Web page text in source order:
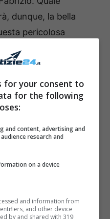
dunque, la bella
pericolosa
della
di dove possa
Micaela che stufa
Niko la tratta affronta
così a capire il
la tiene così a
dalla paura di
for your consent to
for the following
and content, advertising and
research and
on a device
and information from
and other device
by and shared with 319